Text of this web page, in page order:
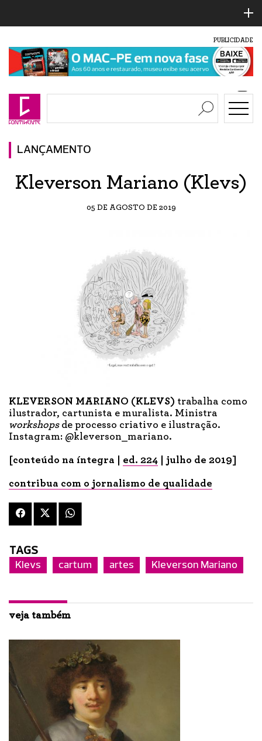
PUBLICIDADE
LANÇAMENTO
Kleverson Mariano (Klevs)
05 DE AGOSTO DE 2019
KLEVERSON MARIANO (KLEVS) trabalha como
ilustrador, cartunista e muralista. Ministra
workshopsde processo criativo e ilustração.
Instagram: @kleverson_mariano.
[conteúdo na íntegra | ed. 224 | julho de 2019]
contribua com o jornalismo de qualidade
TAGS
Klevs cartum artes Kleverson Mariano
veja também